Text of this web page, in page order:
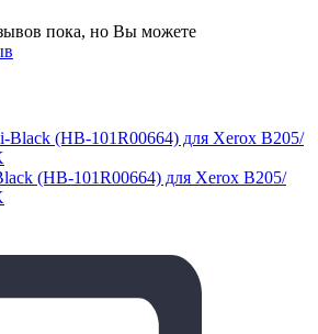
пока, но Вы можете
(HB-101R00664) для Xerox B205/